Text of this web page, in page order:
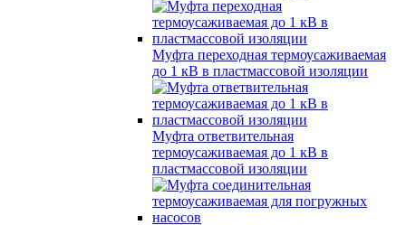
Муфта переходная термоусаживаемая
до 1 кВ в пластмассовой изоляции
Муфта ответвительная
термоусаживаемая до 1 кВ в
пластмассовой изоляции